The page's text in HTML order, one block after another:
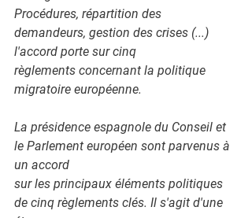
Procédures, répartition des
demandeurs, gestion des crises (...)
l'accord porte sur cinq
règlements concernant la politique
migratoire européenne.
La présidence espagnole du Conseil et
le Parlement européen sont parvenus à
un accord
sur les principaux éléments politiques
de cinq règlements clés. Il s'agit d'une